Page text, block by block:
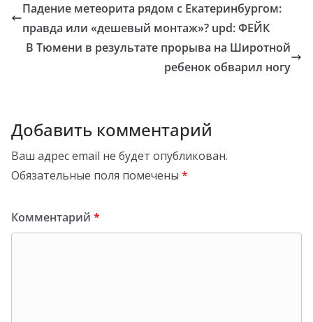
Падение метеорита рядом с Екатеринбургом:
правда или «дешевый монтаж»? upd: ФЕЙК
В Тюмени в результате прорыва на Широтной
ребенок обварил ногу
Добавить комментарий
Ваш адрес email не будет опубликован.
Обязательные поля помечены *
Комментарий *